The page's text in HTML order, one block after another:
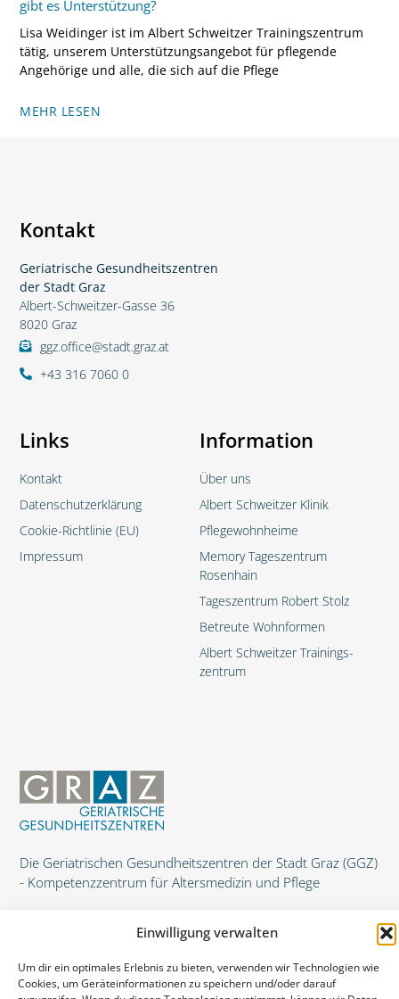
Einwilligung verwalten
Um dir ein optimales Erlebnis zu bieten, verwenden wir Technologien wie
Cookies, um Geräteinformationen zu speichern und/oder darauf
gibt es Unterstützung?
Lisa Weidinger ist im Albert Schweitzer Trainingszentrum
tätig, unserem Unterstützungsangebot für pflegende
Angehörige und alle, die sich auf die Pflege
MEHR LESEN
Die Geriatrischen Gesundheitszentren der Stadt Graz (GGZ)
- Kompetenzzentrum für Altersmedizin und Pflege
Information
Über uns
Albert Schweitzer Klinik
Pflegewohnheime
Memory Tageszentrum
Rosenhain
Tageszentrum Robert Stolz
Betreute Wohnformen
Albert Schweitzer Trainings­
zentrum
Links
Kontakt
Datenschutzerklärung
Cookie-Richtlinie (EU)
Impressum
Kontakt
Geriatrische Gesundheitszentren
der Stadt Graz
Albert-Schweitzer-Gasse 36
8020 Graz
ggz.office@stadt.graz.at
+43 316 7060 0